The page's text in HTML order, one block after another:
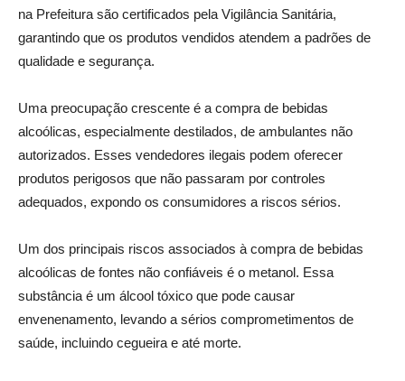
na Prefeitura são certificados pela Vigilância Sanitária,
garantindo que os produtos vendidos atendem a padrões de
qualidade e segurança.
Uma preocupação crescente é a compra de bebidas
alcoólicas, especialmente destilados, de ambulantes não
autorizados. Esses vendedores ilegais podem oferecer
produtos perigosos que não passaram por controles
adequados, expondo os consumidores a riscos sérios.
Um dos principais riscos associados à compra de bebidas
alcoólicas de fontes não confiáveis é o metanol. Essa
substância é um álcool tóxico que pode causar
envenenamento, levando a sérios comprometimentos de
saúde, incluindo cegueira e até morte.